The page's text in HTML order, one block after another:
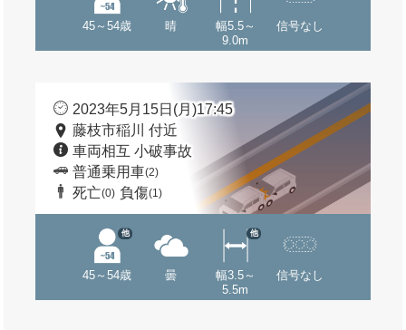
45～54歳 晴
幅5.5～
9.0m
信号なし
2023年5月15日(月)17:45
藤枝市稲川 付近
車両相互 小破事故
普通乗用車(2)
死亡(0) 負傷(1)
45～54歳
他
曇
幅3.5～
5.5m
他
信号なし